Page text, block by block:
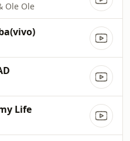
Ole Ole
Life